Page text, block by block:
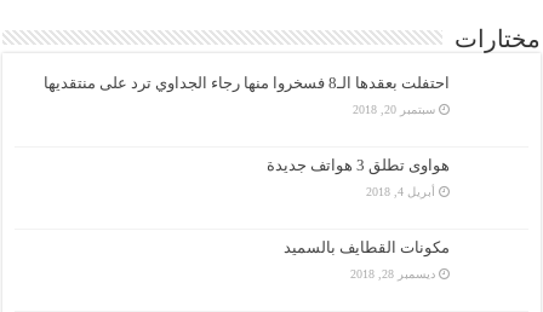
مختارات
احتفلت بعقدها الـ8 فسخروا منها رجاء الجداوي ترد على منتقديها
سبتمبر 20, 2018
هواوى تطلق 3 هواتف جديدة
أبريل 4, 2018
مكونات القطايف بالسميد
ديسمبر 28, 2018